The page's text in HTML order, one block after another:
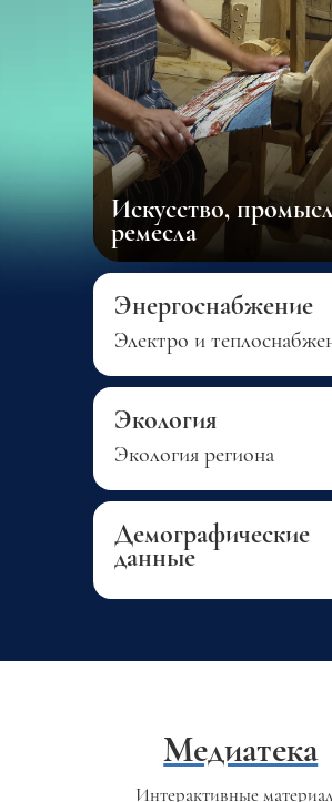
Искусство,
ремесла
Энергоснабжение
Электро и
Экология
Экология региона
Демографические
данные
Медиатека
Интерактивные